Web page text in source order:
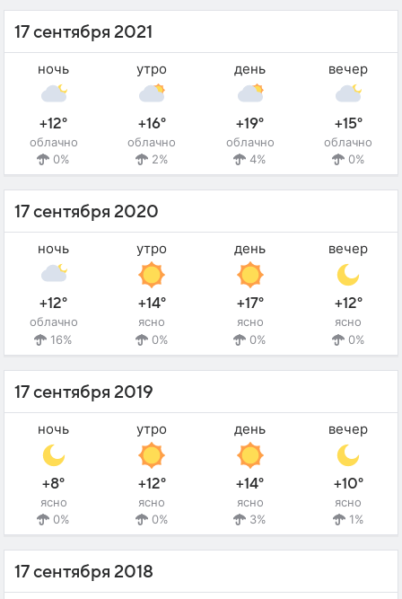
17 сентября 2021
ночь
+12°
облачно
0%
утро
+16°
облачно
2%
день
+19°
облачно
4%
вечер
+15°
облачно
0%
17 сентября 2020
ночь
+12°
облачно
16%
утро
+14°
ясно
0%
день
+17°
ясно
0%
вечер
+12°
ясно
0%
17 сентября 2019
ночь
+8°
ясно
0%
утро
+12°
ясно
0%
день
+14°
ясно
3%
вечер
+10°
ясно
1%
17 сентября 2018